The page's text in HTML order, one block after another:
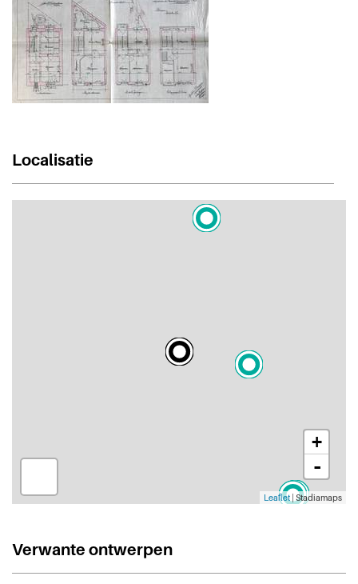
Localisatie
+
-
Leaflet | Stadiamaps
Verwante ontwerpen